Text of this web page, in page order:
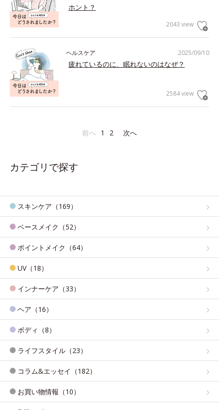
ホント？
2043 view
2025/09/10
ヘルスケア
疲れているのに、眠れないのはなぜ？
2584 view
前へ 1 2 次へ
カテゴリで探す
スキンケア（169）
ベースメイク（52）
ポイントメイク（64）
UV（18）
インナーケア（33）
ヘア（16）
ボディ（8）
ライフスタイル（23）
コラム&エッセイ（182）
お買い物情報（10）